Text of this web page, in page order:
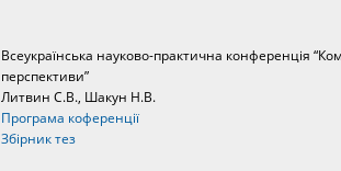
Всеукраїнська науково-практична конференція
перспективи”
Литвин С.В., Шакун Н.В.
Програма коференції
Збірник тез